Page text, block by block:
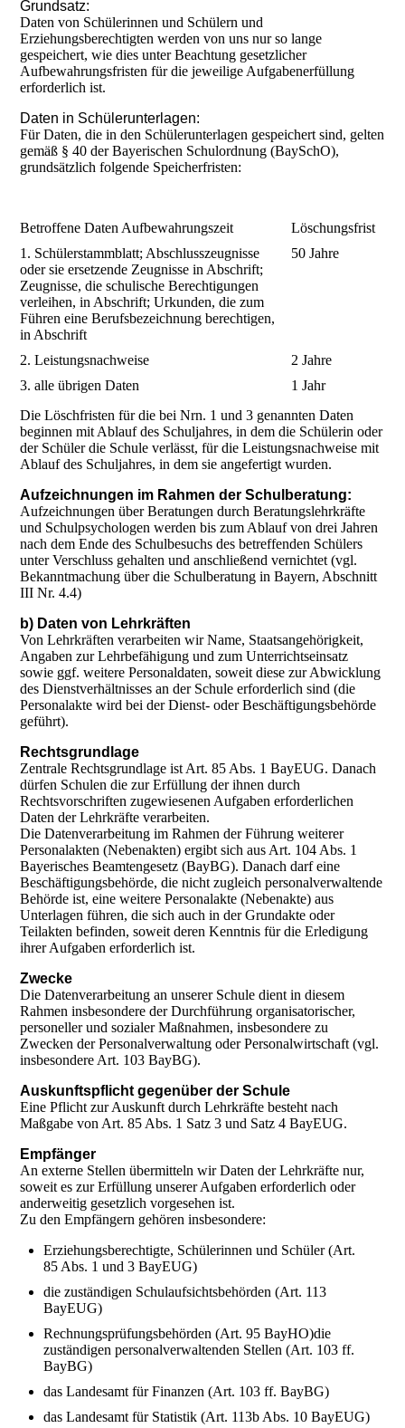
Grundsatz:
Daten von Schülerinnen und Schülern und
Erziehungsberechtigten werden von uns nur so lange
gespeichert, wie dies unter Beachtung gesetzlicher
Aufbewahrungsfristen für die jeweilige Aufgabenerfüllung
erforderlich ist.
Daten in Schülerunterlagen:
Für Daten, die in den Schülerunterlagen gespeichert sind, gelten
gemäß § 40 der Bayerischen Schulordnung (BaySchO),
grundsätzlich folgende Speicherfristen:
Betroffene Daten Aufbewahrungszeit
Löschungsfrist
1. Schülerstammblatt; Abschlusszeugnisse
oder sie ersetzende Zeugnisse in Abschrift;
Zeugnisse, die schulische Berechtigungen
verleihen, in Abschrift; Urkunden, die zum
Führen eine Berufsbezeichnung berechtigen,
in Abschrift
50 Jahre
2. Leistungsnachweise
2 Jahre
3. alle übrigen Daten
1 Jahr
Die Löschfristen für die bei Nrn. 1 und 3 genannten Daten
beginnen mit Ablauf des Schuljahres, in dem die Schülerin oder
der Schüler die Schule verlässt, für die Leistungsnachweise mit
Ablauf des Schuljahres, in dem sie angefertigt wurden.
Aufzeichnungen im Rahmen der Schulberatung:
Aufzeichnungen über Beratungen durch Beratungslehrkräfte
und Schulpsychologen werden bis zum Ablauf von drei Jahren
nach dem Ende des Schulbesuchs des betreffenden Schülers
unter Verschluss gehalten und anschließend vernichtet (vgl.
Bekanntmachung über die Schulberatung in Bayern, Abschnitt
III Nr. 4.4)
b) Daten von Lehrkräften
Von Lehrkräften verarbeiten wir Name, Staatsangehörigkeit,
Angaben zur Lehrbefähigung und zum Unterrichtseinsatz
sowie ggf. weitere Personaldaten, soweit diese zur Abwicklung
des Dienstverhältnisses an der Schule erforderlich sind (die
Personalakte wird bei der Dienst- oder Beschäftigungsbehörde
geführt).
Rechtsgrundlage
Zentrale Rechtsgrundlage ist Art. 85 Abs. 1 BayEUG. Danach
dürfen Schulen die zur Erfüllung der ihnen durch
Rechtsvorschriften zugewiesenen Aufgaben erforderlichen
Daten der Lehrkräfte verarbeiten.
Die Datenverarbeitung im Rahmen der Führung weiterer
Personalakten (Nebenakten) ergibt sich aus Art. 104 Abs. 1
Bayerisches Beamtengesetz (BayBG). Danach darf eine
Beschäftigungsbehörde, die nicht zugleich personalverwaltende
Behörde ist, eine weitere Personalakte (Nebenakte) aus
Unterlagen führen, die sich auch in der Grundakte oder
Teilakten befinden, soweit deren Kenntnis für die Erledigung
ihrer Aufgaben erforderlich ist.
Zwecke
Die Datenverarbeitung an unserer Schule dient in diesem
Rahmen insbesondere der Durchführung organisatorischer,
personeller und sozialer Maßnahmen, insbesondere zu
Zwecken der Personalverwaltung oder Personalwirtschaft (vgl.
insbesondere Art. 103 BayBG).
Auskunftspflicht gegenüber der Schule
Eine Pflicht zur Auskunft durch Lehrkräfte besteht nach
Maßgabe von Art. 85 Abs. 1 Satz 3 und Satz 4 BayEUG.
Empfänger
An externe Stellen übermitteln wir Daten der Lehrkräfte nur,
soweit es zur Erfüllung unserer Aufgaben erforderlich oder
anderweitig gesetzlich vorgesehen ist.
Zu den Empfängern gehören insbesondere:
Erziehungsberechtigte, Schülerinnen und Schüler (Art.
85 Abs. 1 und 3 BayEUG)
die zuständigen Schulaufsichtsbehörden (Art. 113
BayEUG)
Rechnungsprüfungsbehörden (Art. 95 BayHO)die
zuständigen personalverwaltenden Stellen (Art. 103 ff.
BayBG)
das Landesamt für Finanzen (Art. 103 ff. BayBG)
das Landesamt für Statistik (Art. 113b Abs. 10 BayEUG)